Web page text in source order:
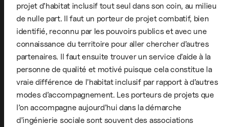
projet d’habitat inclusif tout seul dans son coin, au milieu
de nulle part. Il faut un porteur de projet combatif, bien
identifié, reconnu par les pouvoirs publics et avec une
connaissance du territoire pour aller chercher d’autres
partenaires. Il faut ensuite trouver un service d’aide à la
personne de qualité et motivé puisque cela constitue la
vraie différence de l’habitat inclusif par rapport à d’autres
modes d’accompagnement. Les porteurs de projets que
l’on accompagne aujourd’hui dans la démarche
d’ingénierie sociale sont souvent des associations